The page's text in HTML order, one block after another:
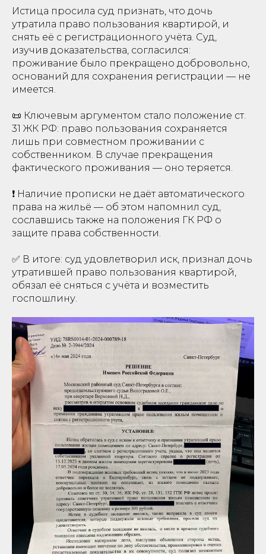
Истица просила суд признать, что дочь
утратила право пользования квартирой, и
снять её с регистрационного учёта. Суд,
изучив доказательства, согласился:
проживание было прекращено добровольно,
оснований для сохранения регистрации — не
имеется.
📜 Ключевым аргументом стало положение ст.
31 ЖК РФ: право пользования сохраняется
лишь при совместном проживании с
собственником. В случае прекращения
фактического проживания — оно теряется.
❗️ Наличие прописки не даёт автоматического
права на жильё — об этом напомнил суд,
сославшись также на положения ГК РФ о
защите права собственности.
✅ В итоге: суд удовлетворил иск, признал дочь
утратившей право пользования квартирой,
обязал её сняться с учёта и возместить
госпошлину.